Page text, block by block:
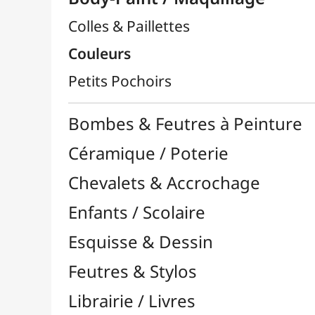
Chevalets & Accrochage
Enfants / Scolaire
Esquisse & Dessin
Feutres & Stylos
Loisirs Créatifs
Médiums, Vernis & Colles
Modelage / Sculpture
Peintures / Couleurs
Pinceaux & Outils
Résines / Moulage
Supports Dessin & Peinture
Transport / Rangement
Vannerie / Rotin
Papeterie & Bureau